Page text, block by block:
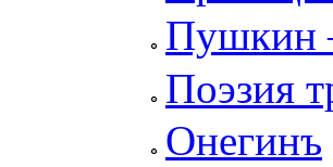
Пушкин
Поэзия
Онегинъ